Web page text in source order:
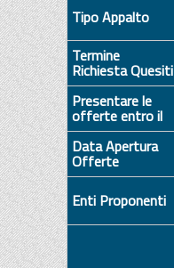
Tipo Appalto
Termine
Richiesta Quesiti
Presentare le
offerte entro il
Data Apertura
Offerte
Enti Proponenti